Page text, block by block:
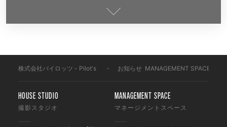
株式会社パイロッツ - Pilot's お知らせ MANAGEMENT SPACE
HOUSE STUDIO
撮影スタジオ
MANAGEMENT SPACE
マネージメントスペース